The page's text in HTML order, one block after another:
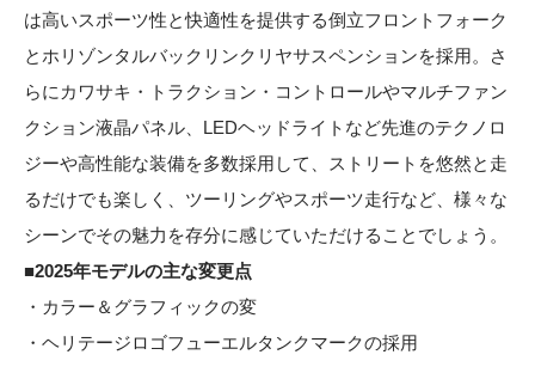
は高いスポーツ性と快適性を提供する倒立フロントフォーク
とホリゾンタルバックリンクリヤサスペンションを採用。さ
らにカワサキ・トラクション・コントロールやマルチファン
クション液晶パネル、LEDヘッドライトなど先進のテクノロ
ジーや高性能な装備を多数採用して、ストリートを悠然と走
るだけでも楽しく、ツーリングやスポーツ走行など、様々な
シーンでその魅力を存分に感じていただけることでしょう。
■2025年モデルの主な変更点
・カラー＆グラフィックの変
・ヘリテージロゴフューエルタンクマークの採用